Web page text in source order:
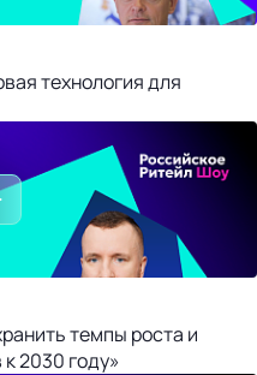
технология для
темпы роста и
2030 году»